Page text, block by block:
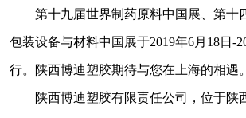
第十九届世界制药原料中国展、第十
包装设备与材料中国展于2019年6月18日-
行。陕西博迪塑胶期待与您在上海的相遇。
陕西博迪塑胶有限责任公司，位于陕